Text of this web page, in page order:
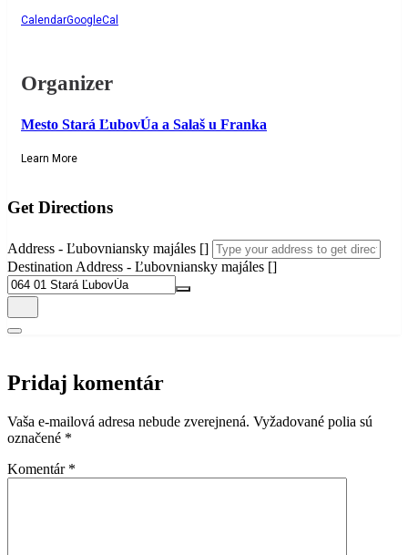
CalendarGoogleCal
Organizer
Mesto Stará ĽubovÚa a Salaš u Franka
Learn More
Get Directions
Address - Ľubovniansky majáles []
Destination Address - Ľubovniansky majáles []
Pridaj komentár
Vaša e-mailová adresa nebude zverejnená. Vyžadované polia sú
označené *
Komentár *